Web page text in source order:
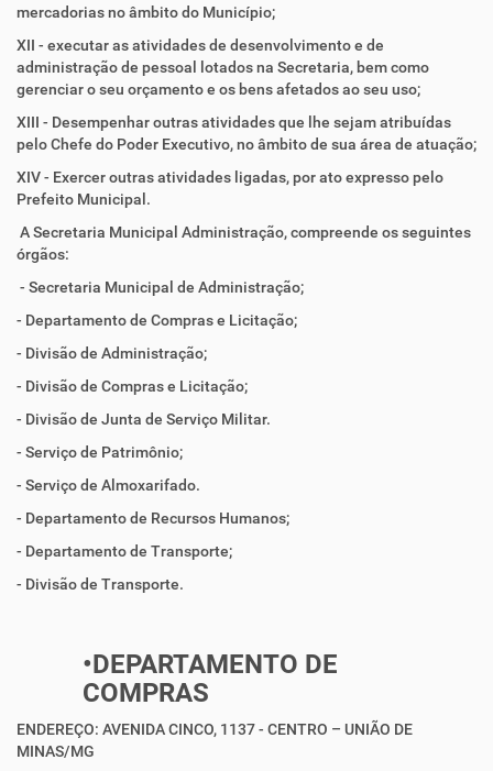
mercadorias no âmbito do Município;
XII - executar as atividades de desenvolvimento e de
administração de pessoal lotados na Secretaria, bem como
gerenciar o seu orçamento e os bens afetados ao seu uso;
XIII - Desempenhar outras atividades que lhe sejam atribuídas
pelo Chefe do Poder Executivo, no âmbito de sua área de atuação;
XIV - Exercer outras atividades ligadas, por ato expresso pelo
Prefeito Municipal.
A Secretaria Municipal Administração, compreende os seguintes
órgãos:
- Secretaria Municipal de Administração;
- Departamento de Compras e Licitação;
- Divisão de Administração;
- Divisão de Compras e Licitação;
- Divisão de Junta de Serviço Militar.
- Serviço de Patrimônio;
- Serviço de Almoxarifado.
- Departamento de Recursos Humanos;
- Departamento de Transporte;
- Divisão de Transporte.
•DEPARTAMENTO DE
COMPRAS
ENDEREÇO: AVENIDA CINCO, 1137 - CENTRO – UNIÃO DE
MINAS/MG